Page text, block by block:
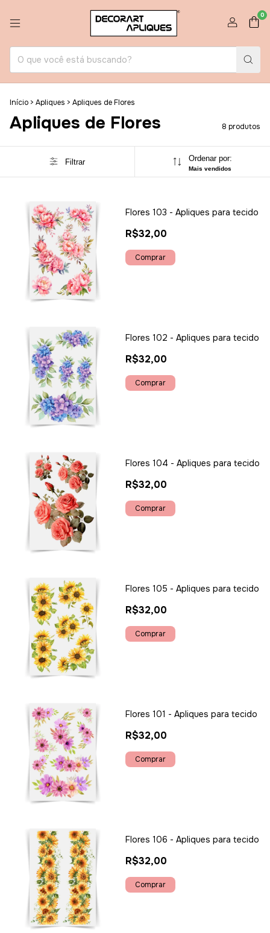
0
Início > Apliques > Apliques de Flores
Apliques de Flores 8 produtos
Filtrar Ordenar por:
Mais vendidos
Flores 103 - Apliques para tecido
R$32,00
Flores 102 - Apliques para tecido
R$32,00
Flores 104 - Apliques para tecido
R$32,00
Flores 105 - Apliques para tecido
R$32,00
Flores 101 - Apliques para tecido
R$32,00
Flores 106 - Apliques para tecido
R$32,00